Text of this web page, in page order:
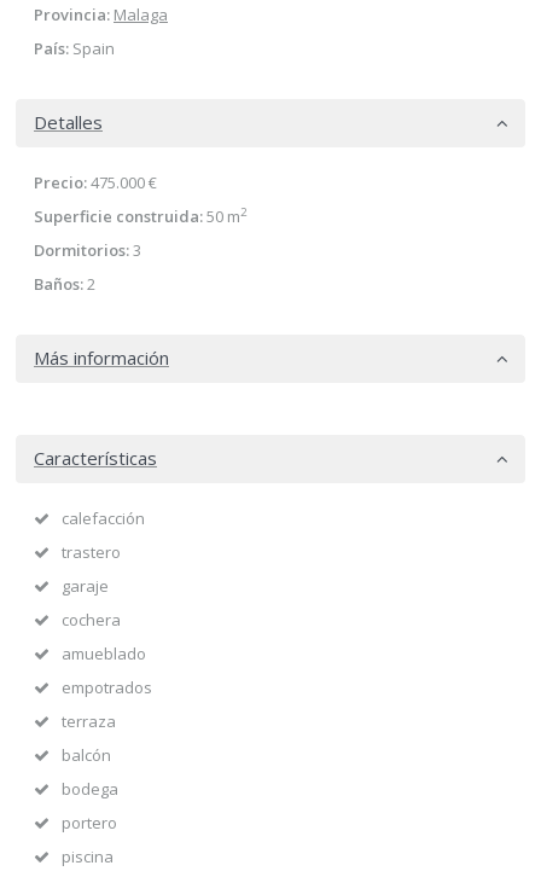
Provincia: Malaga
País: Spain
Detalles
Precio:475.000 €
Superficie construida:50 m2
Dormitorios: 3
Baños: 2
Más información
Características
calefacción
trastero
garaje
cochera
amueblado
empotrados
terraza
balcón
bodega
portero
piscina